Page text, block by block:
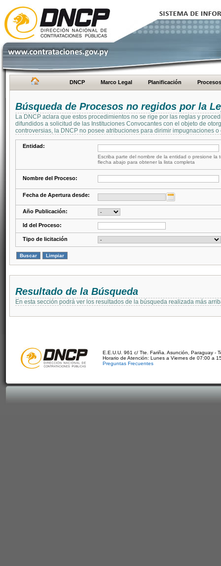
DNCP Marco Legal Planificación Procesos
Búsqueda de Procesos no regidos por la
La DNCP aclara que estos procedimientos no se rige por las reglas y
difundidos a solicitud de las Instituciones Convocantes con el objeto de
controversias, la DNCP no posee atribuciones para dirimir impugnaciones
Entidad:
Escriba parte del nombre de la entidad o presione la
flecha abajo para obtener la lista completa
Nombre del Proceso:
Fecha de Apertura desde:
Año Publicación:
Id del Proceso:
Tipo de licitación
Resultado de la Búsqueda
En esta sección podrá ver los resultados de la búsqueda realizada más
E.E.U.U. 961 c/ Tte. Fariña. Asunción, Paraguay -
Horario de Atención: Lunes a Viernes de 07:00 a
Preguntas Frecuentes